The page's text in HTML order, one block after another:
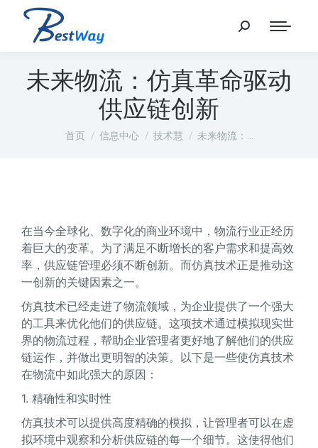
未来物流：仿真革命驱动
供应链创新
您在这里：
首页 信息中心 技术慧 未来物流：…
在当今全球化、数字化的商业环境中，物流行业正经历
着巨大的变革。为了满足不断增长的客户需求和提高效
率，供应链管理必须不断创新。而仿真技术正是推动这
一创新的关键因素之一。
仿真技术已经走进了物流领域，为企业提供了一个强大
的工具来优化他们的供应链。这项技术通过模拟现实世
界的物流过程，帮助企业管理者更好地了解他们的供应
链运作，并做出更明智的决策。以下是一些使仿真技术
在物流中如此强大的原因：
1. 精确性和实时性
仿真技术可以提供高度精确的模拟，让管理者可以在虚
拟环境中观察和分析供应链的每一个细节。这使得他们